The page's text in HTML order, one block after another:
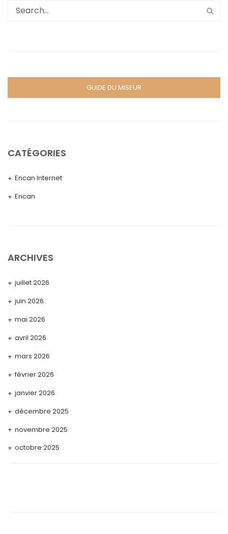
GUIDE DU MISEUR
CATÉGORIES
Encan Internet
Encan
ARCHIVES
juillet 2026
juin 2026
mai 2026
avril 2026
mars 2026
février 2026
janvier 2026
décembre 2025
novembre 2025
octobre 2025